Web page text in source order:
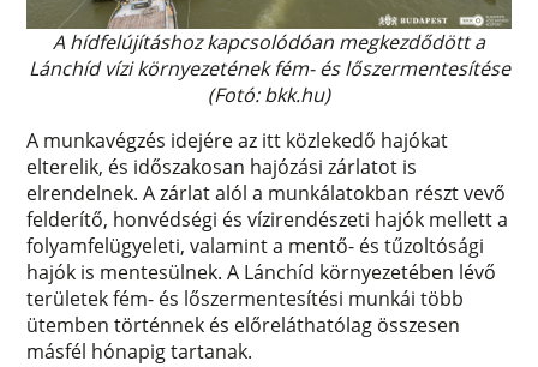
A hídfelújításhoz kapcsolódóan megkezdődött a
Lánchíd vízi környezetének fém- és lőszermentesítése
(Fotó: bkk.hu)
A munkavégzés idejére az itt közlekedő hajókat
elterelik, és időszakosan hajózási zárlatot is
elrendelnek. A zárlat alól a munkálatokban részt vevő
felderítő, honvédségi és vízirendészeti hajók mellett a
folyamfelügyeleti, valamint a mentő- és tűzoltósági
hajók is mentesülnek. A Lánchíd környezetében lévő
területek fém- és lőszermentesítési munkái több
ütemben történnek és előreláthatólag összesen
másfél hónapig tartanak.